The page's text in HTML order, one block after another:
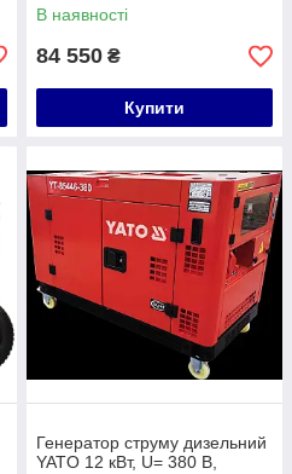
В наявності
84 550 ₴
Купити
Генератор струму дизельний
YATO 12 кВт, U= 380 В,